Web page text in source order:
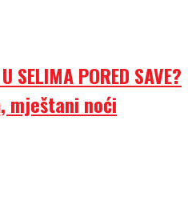
SELIMA PORED SAVE?
mještani noći